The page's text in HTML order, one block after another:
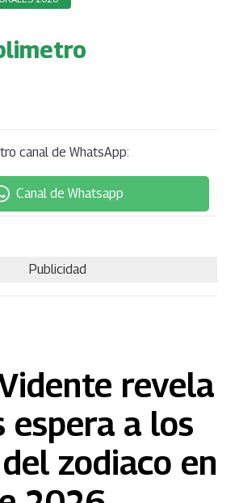
canal de WhatsApp:
Canal de Whatsapp
Publicidad
revela
espera a los
zodiaco en